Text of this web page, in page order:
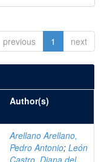
previous 1 next
Author(s)
Arellano Arellano,
Pedro Antonio; León
Castro, Diana del